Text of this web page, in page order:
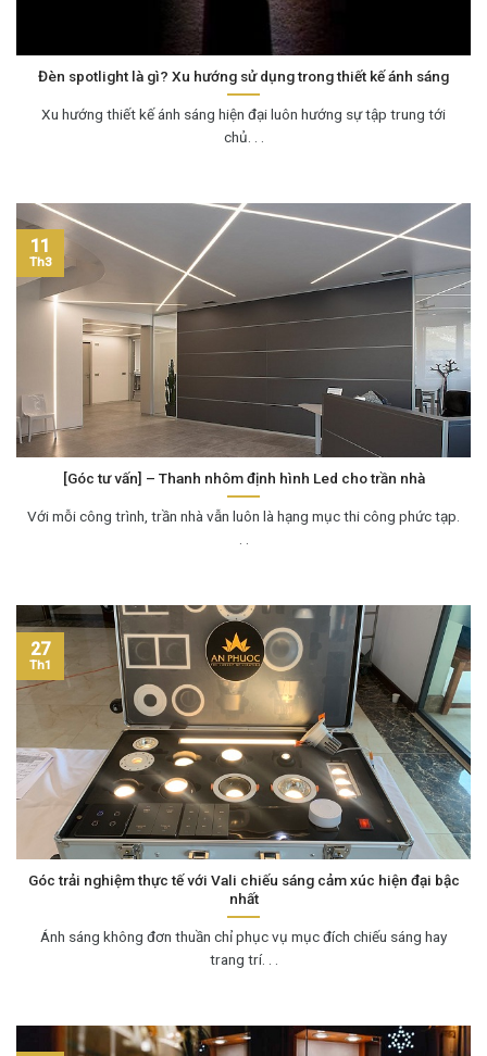
Đèn spotlight là gì? Xu hướng sử dụng trong thiết kế ánh sáng
Xu hướng thiết kế ánh sáng hiện đại luôn hướng sự tập trung tới
chủ. . .
[Góc tư vấn] – Thanh nhôm định hình Led cho trần nhà
Với mỗi công trình, trần nhà vẫn luôn là hạng mục thi công phức tạp.
11
Th3
Góc trải nghiệm thực tế với Vali chiếu sáng cảm xúc hiện đại bậc
nhất
Ánh sáng không đơn thuần chỉ phục vụ mục đích chiếu sáng hay
trang trí. . .
27
Th1